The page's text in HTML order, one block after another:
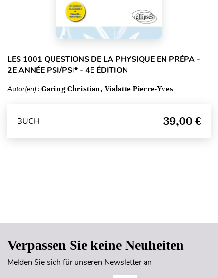
LES 1001 QUESTIONS DE LA PHYSIQUE EN PRÉPA -
2E ANNÉE PSI/PSI* - 4E ÉDITION
Autor(en) : Garing Christian, Vialatte Pierre-Yves
BUCH 39,00 €
Verpassen Sie keine Neuheiten
Melden Sie sich für unseren Newsletter an